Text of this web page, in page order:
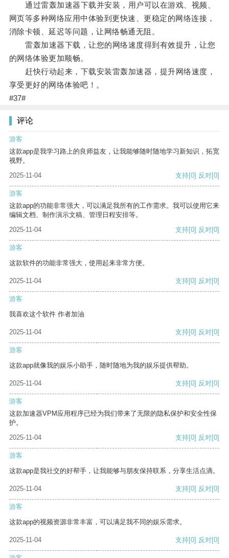
通过雷轰加速器下载并安装，用户可以在游戏、视频、
网页等多种网络应用中体验到更快速、更稳定的网络连接，
消除卡顿、延迟等问题，让网络畅通无阻。
雷轰加速器下载，让您的网络速度得到有效提升，让您
的网络体验更加顺畅。
赶快行动起来，下载安装雷轰加速器，提升网络速度，
享受更好的网络体验吧！。
#37#
评论
游客
这款app是我学习路上的良师益友，让我能够随时随地学习新知识，拓宽
视野。
2025-11-04
支持[0] 反对[0]
游客
这款app的功能非常强大，可以满足我所有的工作需求。我可以使用它来
编辑文档、制作演示文稿、管理日程安排等。
2025-11-04
支持[0] 反对[0]
游客
这款软件的功能非常强大，使用起来非常方便。
2025-11-04 支持[0] 反对[0]
游客
我喜欢这个软件 作者加油
2025-11-04 支持[0] 反对[0]
游客
这款app就像我的娱乐小助手，随时随地为我的娱乐提供帮助。
2025-11-04 支持[0] 反对[0]
游客
这款加速器VPM应用程序已经为我们带来了无限的隐私保护和安全性保
护。
2025-11-04
支持[0] 反对[0]
游客
这款app是我社交的好帮手，让我能够与朋友保持联系，分享生活点滴。
2025-11-04 支持[0] 反对[0]
游客
这款app的视频资源非常丰富，可以满足我不同的娱乐需求。
2025-11-04 支持[0] 反对[0]